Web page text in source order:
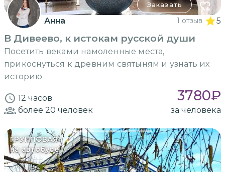
Заказать
Анна 1 отзыв 5
В Дивеево, к истокам русской души
Посетить веками намоленные места,
прикоснуться к древним святыням и узнать их
историю
12 часов 3780₽
более 20 человек за человека
ГРУППОВАЯ
на автобусе